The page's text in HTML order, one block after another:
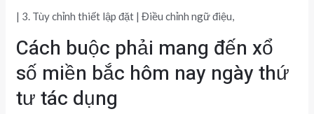
| 3. Tùy chỉnh thiết lập đặt | Điều chỉnh ngữ điệu,
Cách buộc phải mang đến xổ
số miền bắc hôm nay ngày thứ
tư tác dụng